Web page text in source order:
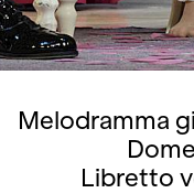
Melodramma
Libretto